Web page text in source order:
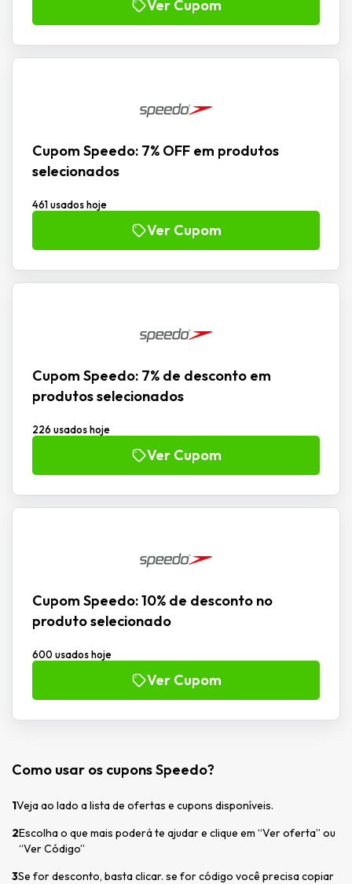
Ver Cupom
Cupom Speedo: 7% OFF em produtos
selecionados
461 usados hoje
Ver Cupom
Cupom Speedo: 7% de desconto em
produtos selecionados
226 usados hoje
Ver Cupom
Cupom Speedo: 10% de desconto no
produto selecionado
600 usados hoje
Ver Cupom
Como usar os cupons Speedo?
1Veja ao lado a lista de ofertas e cupons disponíveis.
2Escolha o que mais poderá te ajudar e clique em “Ver oferta” ou
“Ver Código”
3Se for desconto, basta clicar. se for código você precisa copiar